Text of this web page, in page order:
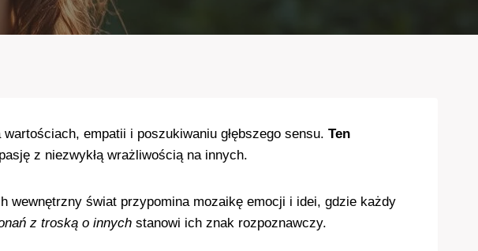
empatii i poszukiwaniu głębszego sensu. Ten
z niezwykłą wrażliwością na innych.
świat przypomina mozaikę emocji i idei, gdzie każdy
z troską o innych stanowi ich znak rozpoznawczy.